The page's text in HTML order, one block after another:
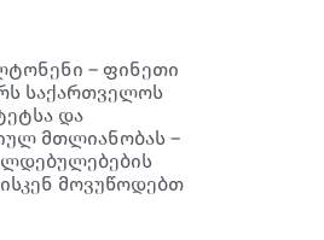
– ფინეთი
საქართველოს
და
მთლიანობას –
მოვუწოდებთ